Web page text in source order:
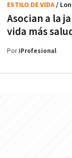
Asocian a la
vida más
ESTILO DE VIDA/
PoriProfesional